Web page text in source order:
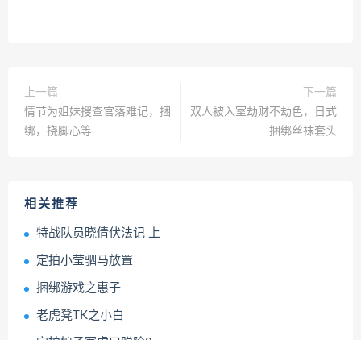
上一篇
情节为姐妹搜查官落难记，捆
绑，挠脚心等
下一篇
双人被入室劫财不劫色，日式
捆绑丝袜套头
相关推荐
特战队员晓倩伏法记 上
定拍小莹驷马放置
捆绑游戏之惠子
老虎凳TK之小白